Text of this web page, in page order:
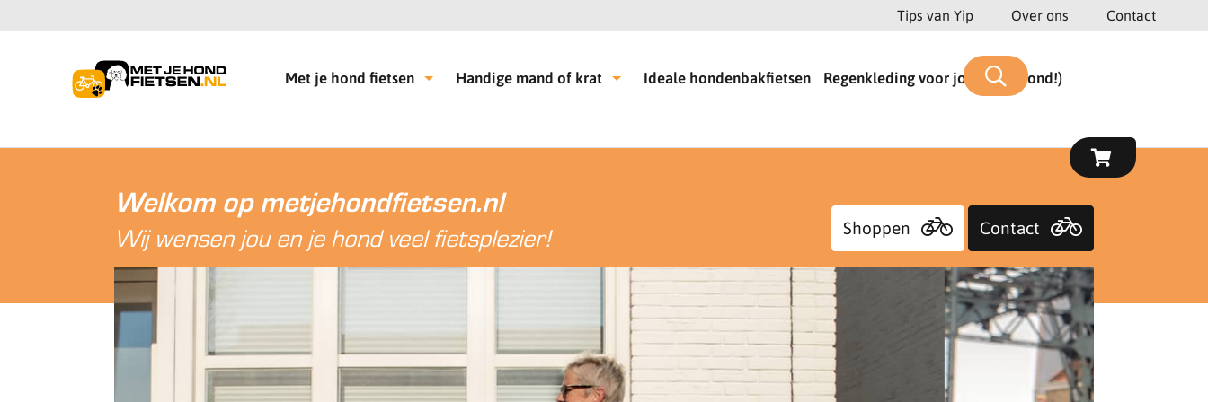
Tips van Yip Over ons Contact
Met je hond fietsen Handige mand of krat Ideale hondenbakfietsen Regenkleding voor jou (en je hond!)
Welkom op metjehondfietsen.nl
Wij wensen jou en je hond veel fietsplezier! Shoppen Contact